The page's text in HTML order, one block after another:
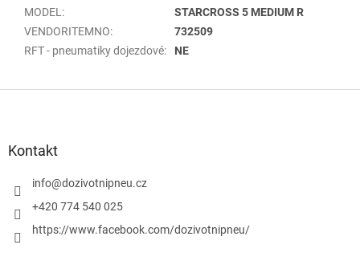
MODEL :
STARCROSS 5 MEDIUM R
VENDORITEMNO:
732509
RFT - pneumatiky dojezdové: NE
Kontakt
info@dozivotnipneu.cz
+420 774 540 025
https://www.facebook.com/dozivotnipneu/